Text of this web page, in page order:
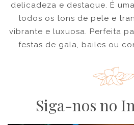
delicadeza e destaque. É
todos os tons de pele e
vibrante e luxuosa. Perfeita
festas de gala, bailes ou
Siga-nos no